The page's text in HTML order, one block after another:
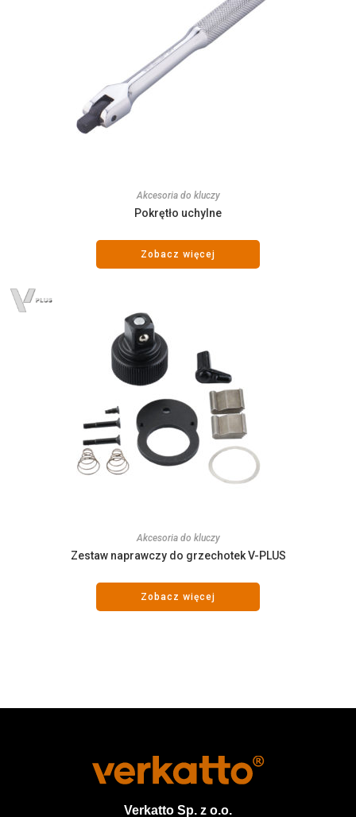
Akcesoria do kluczy
Pokrętło uchylne
Zobacz więcej
Akcesoria do kluczy
Zestaw naprawczy do grzechotek V-PLUS
Zobacz więcej
Verkatto Sp. z o.o.